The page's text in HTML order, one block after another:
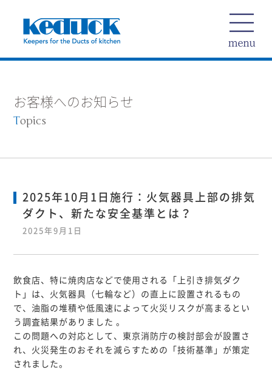
お客様へのお知らせ
Topics
2025年10月1日施行：火気器具上部の排気
ダクト、新たな安全基準とは？
2025年9月1日
飲食店、特に焼肉店などで使用される「上引き排気ダク
ト」は、火気器具（七輪など）の直上に設置されるもの
で、油脂の堆積や低風速によって火災リスクが高まるとい
う調査結果がありました 。
この問題への対応として、東京消防庁の検討部会が設置さ
れ、火災発生のおそれを減らすための「技術基準」が策定
されました。